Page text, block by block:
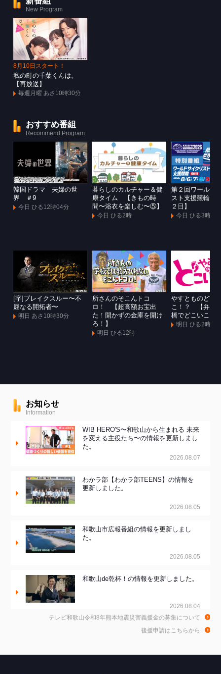
New Program
8月10日スタート！
私の町の千葉くんは。
【再放送】
毎週月曜 あさ10時30分
おすすめ番組
Recommend Program
韓国ドラマ 夫婦の世
界 ＃9
今日 ひる12時04分
暮らしのカルチャー＆健
康タイム 【きもの時
間〜浴衣を楽しむ〜⑤】
今日 ひる2時
第２回ワールド
スト支援競輪
２日】
今日 ひる3時
[字]ブレイクスルー〜不
屈なる開拓者〜
明日 あさ10時30分
所さんのそこんトコ
ロ！ 【超高額お宝出
た！開かずの金庫を開け
ろ！】
明日 ひる12時
やすとものどこ
こ！？ 【弁天
橋でどこいこ！
明日 ひる2時
お知らせ
Information
WIB HERO'S〜和歌山から生まれる 未来
を変える主役たち〜の情報を更新しまし
た。
2026.08.07
わかラ部【わかラ部TEENS】の情報を
更新しました。
2026.08.05
和歌山市広報番組の情報を更新しまし
た。
2026.08.05
和歌山de乾杯！の情報を更新しました。
2026.08.04
きのくに21の情報を更新しました。
2026.08.03
テレビ和歌山令和8年熊本地震災害義援金の募集について
後援申請はこちらから